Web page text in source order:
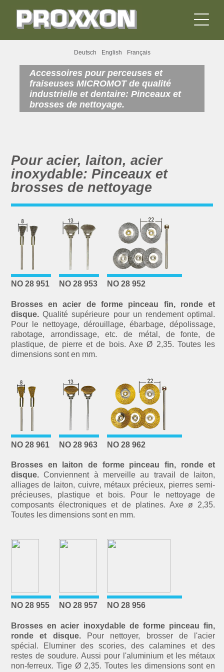
Deutsch English Français
Accessoires pour perceuses et
fraiseuses MICROMOT de qualité
industrielle et dentaire: Pinceaux et
brosses de nettoyage.
Pour acier, laiton, acier
inoxydable: Pinceaux et
brosses de nettoyage
NO 28 951 NO 28 953 NO 28 952
Brosses en acier de forme pinceau fin, ronde et
disque.Qualité supérieure pour un rendement optimal.
Pour le nettoyage, dérouillage, ébarbage, dépolissage,
rabotage, arrondissage, etc. de métal, de fonte, de
plastique, de pierre et de bois. Axe Ø 2,35. Toutes les
dimensions sont en mm.
NO 28 961 NO 28 963 NO 28 962
Brosses en laiton de forme pinceau fin, ronde et
disque.Conviennent à merveille au travail de laiton,
alliages de laiton, cuivre, métaux précieux, pierres semi-
précieuses, plastique et bois. Pour le nettoyage de
composants électroniques et de platines. Axe ø 2,35.
Toutes les dimensions sont en mm.
NO 28 955 NO 28 957 NO 28 956
Brosses en acier inoxydable de forme pinceau fin,
ronde et disque.Pour nettoyer, brosser de l'acier
spécial. Eluminer des scories, des calamines et des
restes de soudure. Aussi pour l'aluminium et les métaux
non-ferreux. Tige Ø 2,35. Toutes les dimensions sont en